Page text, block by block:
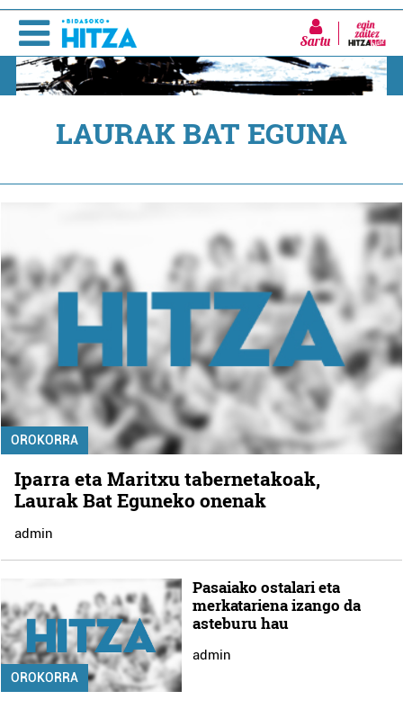
Sartu
LAURAK BAT EGUNA
OROKORRA
Iparra eta Maritxu tabernetakoak,
Laurak Bat Eguneko onenak
admin
OROKORRA
Pasaiako ostalari eta
merkatariena izango da
asteburu hau
admin